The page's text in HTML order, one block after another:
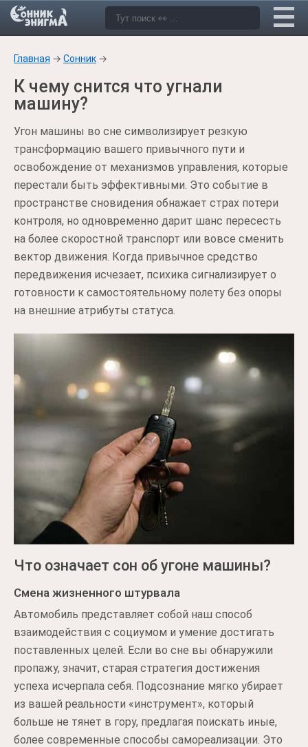
Главная → Сонник →
К чему снится что угнали
машину?
Угон машины во сне символизирует резкую
трансформацию вашего привычного пути и
освобождение от механизмов управления, которые
перестали быть эффективными. Это событие в
пространстве сновидения обнажает страх потери
контроля, но одновременно дарит шанс пересесть
на более скоростной транспорт или вовсе сменить
вектор движения. Когда привычное средство
передвижения исчезает, психика сигнализирует о
готовности к самостоятельному полету без опоры
на внешние атрибуты статуса.
Что означает сон об угоне машины?
Смена жизненного штурвала
Автомобиль представляет собой наш способ
взаимодействия с социумом и умение достигать
поставленных целей. Если во сне вы обнаружили
пропажу, значит, старая стратегия достижения
успеха исчерпала себя. Подсознание мягко убирает
из вашей реальности «инструмент», который
больше не тянет в гору, предлагая поискать иные,
более современные способы самореализации. Это